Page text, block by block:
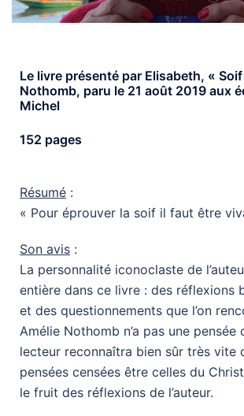
Le livre présenté par Elisabeth, « Soif
Nothomb, paru le 21 août 2019 aux
Michel
152 pages
Résumé :
« Pour éprouver la soif il faut être
Son avis :
La personnalité iconoclaste de
entière dans ce livre : des réflexions
et des questionnements que l’on
Amélie Nothomb n’a pas une pensée
lecteur reconnaîtra bien sûr très vite
pensées censées être celles du
le fruit des réflexions de l’auteur.